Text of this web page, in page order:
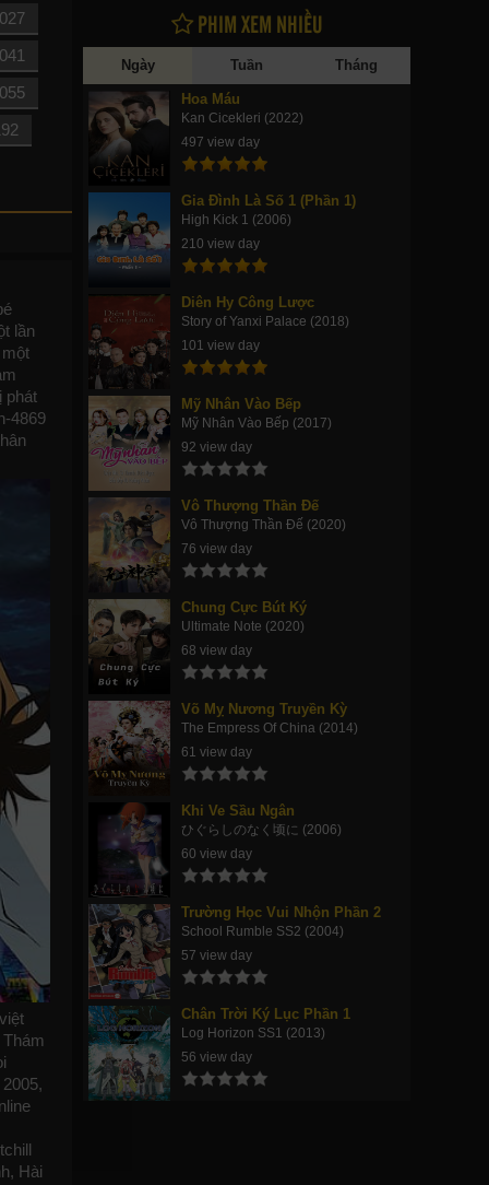
lần
phát
4869
Hài
PHIM XEM NHIỀU
Ngày Tuần Tháng
Hoa Máu
Kan Cicekleri (2022)
497 view day
Gia Đình Là Số 1 (Phần 1)
High Kick 1 (2006)
210 view day
Diên Hy Công Lược
Story of Yanxi Palace (2018)
101 view day
Mỹ Nhân Vào Bếp
Mỹ Nhân Vào Bếp (2017)
92 view day
Vô Thượng Thần Đế
Vô Thượng Thần Đế (2020)
76 view day
Chung Cực Bút Ký
Ultimate Note (2020)
68 view day
Võ Mỵ Nương Truyền Kỳ
The Empress Of China (2014)
61 view day
Khi Ve Sầu Ngân
ひぐらしのなく顷に (2006)
60 view day
Trường Học Vui Nhộn Phần 2
School Rumble SS2 (2004)
57 view day
Chân Trời Ký Lục Phần 1
Log Horizon SS1 (2013)
56 view day